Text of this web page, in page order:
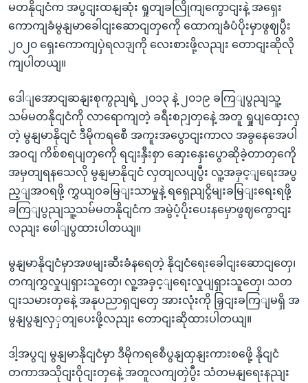
မတနိုငျငံက အပွငျးထနျဆုံး ရှုတျခလြိုကျကွောငျးနဲ့ အရှေး
ကောကျခံမွနျမာခေါငျးဆောငျတှကေို ထောကျခံပံပိုးမှာဖွဈပွီး
၂၀၂၀ ရှေးကောကျပှဲရလဒျကို လေးစားဖို့လညျး တောငျးဆိုလို
ကျပါတယျ။
ဒေါျအောငျဆနျးစုကွညျရဲ့ ၂၀၁၃ နဲ့ ၂၀၁၉ ခကြျပွညျသူ့
သမ်မတနိုငျငံကို လာရောကျတဲ့ ခရီးစဉျတှနေဲ့ အတူ ရှုပျထှေးလှ
တဲ့ မွနျမာနိုငျငံ ဒီမိုကရစေီ အကူးအပွောငျးကာလ အခွနေအေပါ
အဝငျ ကိစ်စရပျတှကေို ရငျးနှီးစှာ ဆှေးနှေးပွောဆိုခဲ့တာတှကေို
အမှတျရနသေလို မွနျမာနိုငျငံ လှတျလပျပွီး လူ့အခှင့ျရေးအပွ
ည့ျအဝရဖို့ ကွှယျဝခမြျးသာမှုနဲ့ ရရှေညျငွိမျးခမြျးရေးရဖို့
ခကြျပွညျသူ့သမ်မတနိုငျငံက အမွဲပံ့ပိုးပေးနမှောဖွဈကွောငျး
လညျး ဖေါျပွထားပါတယျ။
မွနျမာနိုငျငံမှာအဖမျးဆီးခံနရေတဲ့ နိုငျငံရေးခေါငျးဆောငျတှေ၊
တကျကွှလှုပျရှားသူတှေ၊ လူ့အခှင့ျရေးလှုပျရှားသူတှေ၊ သတ
ငျးသမားတှနေဲ့ အနုပညာရှငျတှေ အားလုံးကို ခြှငျးခကြျမရှိ အ
မွနျပွနျလှှတျပေးဖို့လညျး တောငျးဆိုထားပါတယျ။
ဒါ့အပွငျ မွနျမာနိုငျငံမှာ ဒီမိုကရစေီပွနျထှနျးကားစဖေို့ နိုငျငံ
တကာအသိုငျးဝိုငျးတှနေဲ့ အတူလကျတှဲပွီး သံတမနျရေးနညျး